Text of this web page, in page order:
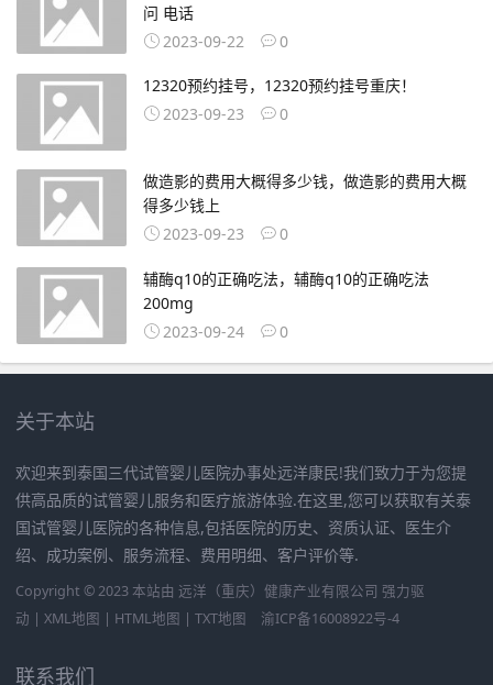
问 电话
2023-09-22
0
12320预约挂号，12320预约挂号重庆！
2023-09-23
0
做造影的费用大概得多少钱，做造影的费用大概
得多少钱上
2023-09-23
0
辅酶q10的正确吃法，辅酶q10的正确吃法
200mg
2023-09-24
0
关于本站
欢迎来到泰国三代试管婴儿医院办事处远洋康民!我们致力于为您提
供高品质的试管婴儿服务和医疗旅游体验.在这里,您可以获取有关泰
国试管婴儿医院的各种信息,包括医院的历史、资质认证、医生介
绍、成功案例、服务流程、费用明细、客户评价等.
Copyright © 2023 本站由 远洋（重庆）健康产业有限公司 强力驱
动 | XML地图 | HTML地图 | TXT地图 渝ICP备16008922号-4
联系我们